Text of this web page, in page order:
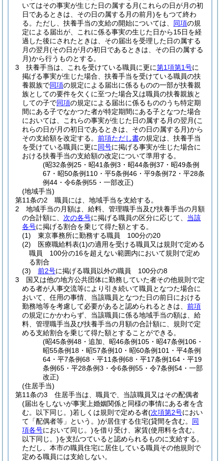
いてはその事実が生じた日の属する月(これらの日が月の初
日であるときは、その日の属する月の前月)をもつて終わ
る。 ただし、扶養手当の支給の開始については、 同項の規
定による届出が、これに係る事実の生じた日から15日を経
過した後にされたときは、その届出を受理した日の属する
月の翌月(その日が月の初日であるときは、その日の属する
月)から行うものとする。
3
扶養手当は、これを受けている職員に更に第1項第1号に
掲げる事実が生じた場合、扶養手当を受けている職員の扶
養親族で同項の規定による届出に係るものの一部が扶養親
族としての要件を欠くに至つた場合又は職員の扶養親族と
しての子で同項の規定による届出に係るもののうち特定期
間にある子でなかつた者が特定期間にある子となつた場合
においては、これらの事実が生じた日の属する月の翌月(こ
れらの日が月の初日であるときは、その日の属する月)から
その支給額を改定する。 前項ただし書の規定は、扶養手当
を受けている職員に更に同号に掲げる事実が生じた場合に
おける扶養手当の支給額の改定について準用する。
(昭32条例25・昭41条例3・昭44条例37・昭49条例
67・昭50条例110・平5条例46・平9条例72・平28条
例44・令6条例55・一部改正)
(地域手当)
第11条の2
職員には、地域手当を支給する。
2
地域手当の月額は、給料、管理職手当及び扶養手当の月額
の合計額に、 次の各号に掲げる職員の区分に応じて、 当該
各号に掲げる割合を乗じて得た額とする。
(1)
東京事務所に勤務する職員 100分の20
(2)
医療職給料表(1)の適用を受ける職員又は規則で定める
職員 100分の16を超えない範囲内において規則で定め
る割合
(3)
前2号に掲げる職員以外の職員 100分の8
3
国又は他の地方公共団体に勤務していた者その他規則で定
める者が人事交流等により引き続いて職員となつた場合に
おいて、任用の事情、当該職員となつた日の前日における
勤務地等を考慮して必要があると認められるときは、 前項
の規定にかかわらず、当該職員に係る地域手当の額は、給
料、管理職手当及び扶養手当の月額の合計額に、規則で定
める支給割合を乗じて得た額とすることができる。
(昭45条例48・追加、昭46条例105・昭47条例106・
昭55条例18・昭57条例10・昭60条例101・平4条例
64・平7条例68・平11条例68・平17条例164・平19
条例65・平28条例3・令6条例55・令7条例54・一部
改正)
(住居手当)
第11条の3
住居手当は、職員で、当該職員又はその配偶者
(届出をしないが事実上婚姻関係と同様の事情にある者を含
む。以下同じ。)若しくは規則で定める者(次項第2号におい
て「配偶者等」という。)が居住する住宅(貸間を含む。 同
項各号において同じ。)を借り受け、家賃(使用料を含む。
以下同じ。)を支払つていると認められるものに支給する。
ただし、本市の職員住宅に居住している職員その他規則で
定める職員には支給しない。